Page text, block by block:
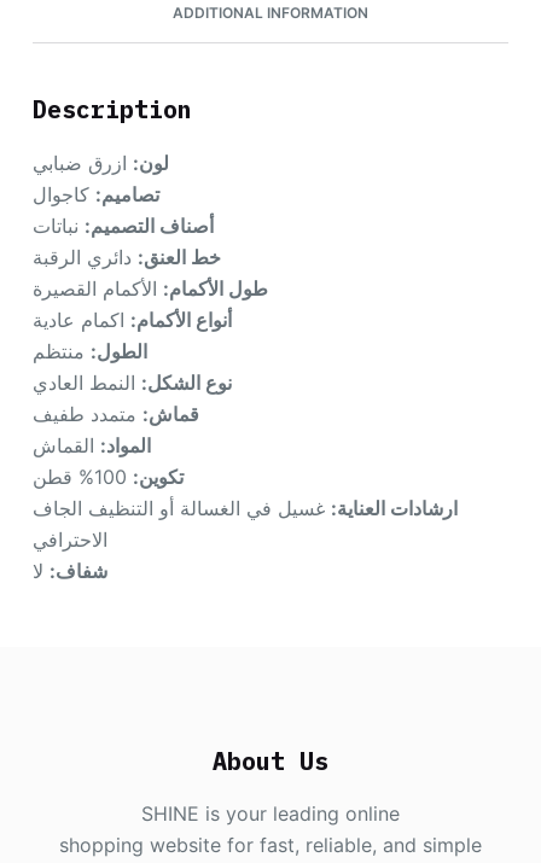
ADDITIONAL INFORMATION
Description
لون: ازرق ضبابي
تصاميم: كاجوال
أصناف التصميم: نباتات
خط العنق: دائري الرقبة
طول الأكمام: الأكمام القصيرة
أنواع الأكمام: اكمام عادية
الطول: منتظم
نوع الشكل: النمط العادي
قماش: متمدد طفيف
المواد: القماش
تكوين:
ارشادات العناية: غسيل في الغسالة أو التنظيف الجاف
الاحترافي
شفاف: لا
About Us
SHINE is your leading online
shopping website for fast, reliable, and simple